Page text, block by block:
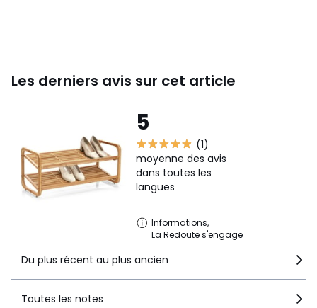
Les derniers avis sur cet article
5
(1)
moyenne des avis
dans toutes les
langues
Informations,
La Redoute s'engage
Du plus récent au plus ancien
Toutes les notes